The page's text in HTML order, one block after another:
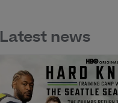
Latest news